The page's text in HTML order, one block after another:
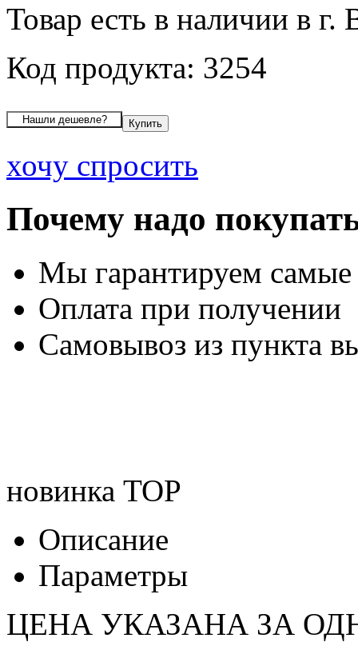
Товар есть в наличии в г.
Код продукта: 3254
хочу спросить
Почему надо
Мы гарантируем
Оплата при получении
Самовывоз из пункта
новинка TOP
Описание
Параметры
ЦЕНА УКАЗАНА ЗА